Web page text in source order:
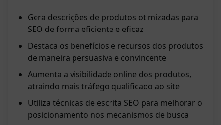
Gera descrições de produtos otimizadas para
SEO de forma eficiente e eficaz
Destaca os benefícios e recursos dos produtos
de maneira persuasiva e convincente
Aumenta a visibilidade online dos produtos,
atraindo mais tráfego qualificado ao site
Utiliza técnicas de escrita SEO para melhorar o
posicionamento nos mecanismos de busca